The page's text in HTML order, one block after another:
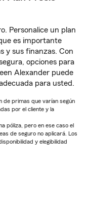
Personalice un plan
es importante
y sus finanzas. Con
opciones para
Alexander puede
para usted.
de primas que varían según
por el cliente y la
póliza, pero en ese caso el
de seguro no aplicará. Los
y elegibilidad